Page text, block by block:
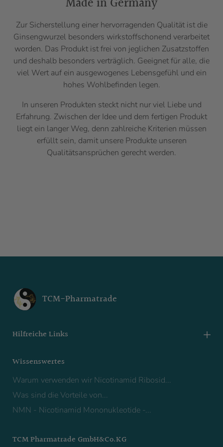
Zur Sicherstellung einer hervorragenden Qualität ist die
Ginsengwurzel besonders wirkstoffschonend verarbeitet
worden. Das Produkt ist frei von jeglichen Zusatzstoffen
und deshalb besonders verträglich. Geeignet für alle, die
viel Wert auf ein ausgewogenes Lebensgefühl und ein
hohes Wohlbefinden legen.
In unseren Produkten steckt nicht nur viel Liebe und
Erfahrung. Zwischen der Idee und dem fertigen Produkt
liegt ein langer Weg, denn zahlreiche Kriterien müssen
erfüllt sein, damit unsere Produkte unseren
Qualitätsansprüchen gerecht werden.
TCM-Pharmatrade
Hilfreiche Links
Wissenswertes
Warum verwenden wir Nicotinamid Ribosid...
Was sind die Vorteile von...
NMN - Nicotinamid Mononukleotide -...
TCM Pharmatrade GmbH&Co.KG